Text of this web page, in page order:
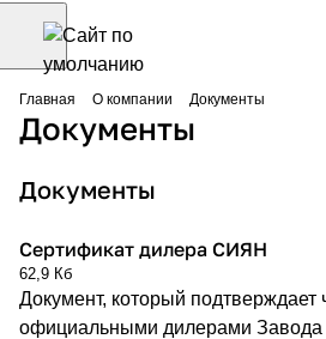
Главная О компании Документы
Документы
Документы
Сертификат дилера СИЯН
62,9 Кб
Документ, который
официальными дилерами